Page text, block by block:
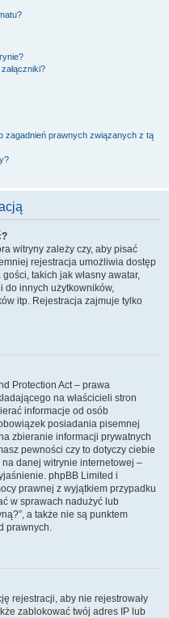
zagadnień prawnych związanych z tą
witryny zależy czy, aby pisać
rejestracja umożliwia dostęp
takich jak własny awatar,
do innych użytkowników,
itp. Rejestracja zajmuje tylko
Protection Act – prawa
na właścicieli stron
informacje od osób
posiadania pisemnej
zbieranie informacji prywatnych
pewności czy to dotyczy ciebie
danej witrynie internetowej –
phpBB Limited i
prawnej z wyjątkiem przypadku
w sprawach nadużyć lub
a także nie są punktem
prawnych.
rejestracji, aby nie rejestrowały
zablokować twój adres IP lub